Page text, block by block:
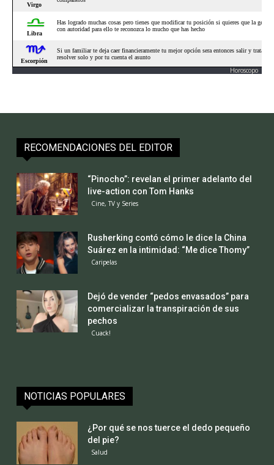
Horoscopo
RECOMENDACIONES DEL EDITOR
“Pinocho”: revelan el primer adelanto del
live-action con Tom Hanks
Cine, TV y Series
Rusherking contó cómo le dice la China
Suárez en la intimidad: “Me dice Thomy”
Caripelas
Dejó de vender “pedos envasados” para
comercializar la transpiración de sus
pechos
Cuack!
NOTICIAS POPULARES
¿Por qué se nos tuerce el dedo pequeño
del pie?
Salud